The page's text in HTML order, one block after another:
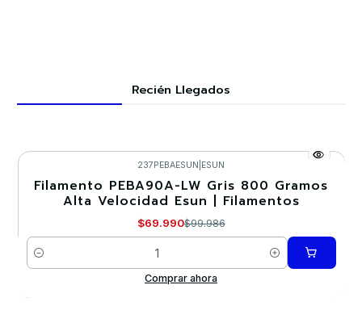
Recién Llegados
-30%
237PEBAESUN ESUN
Filamento PEBA90A-LW Gris 800 Gramos
Alta Velocidad Esun | Filamentos
$69.990$99.986
Cantidad
Comprar ahora